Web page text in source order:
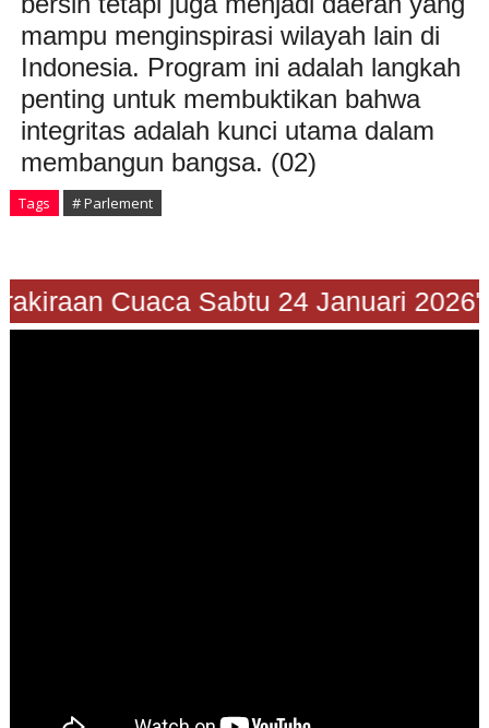
mampu menginspirasi wilayah lain di
Indonesia. Program ini adalah langkah
penting untuk membuktikan bahwa
integritas adalah kunci utama dalam
membangun bangsa. (02)
Tags # Parlement
Cuaca Sabtu 24 Januari